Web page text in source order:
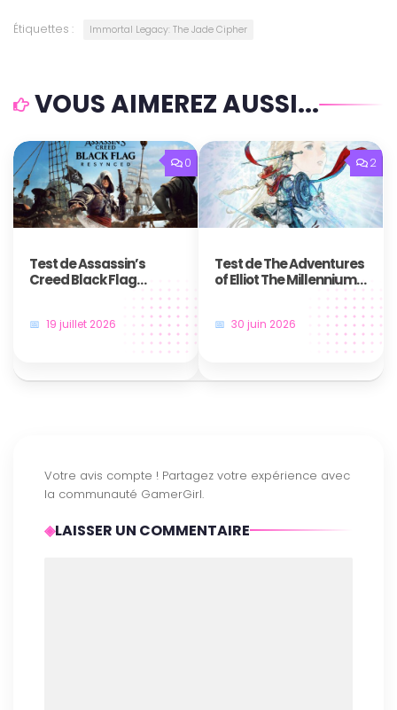
Étiquettes : Immortal Legacy: The Jade Cipher
VOUS AIMEREZ AUSSI...
0
Test de Assassin’s
Creed Black Flag
Resynced : Le plus
grand des jeux de
pirates revient plus
majestueux que jamais
19 juillet 2026
2
Test de The Adventures
of Elliot The Millennium
Tales – Une aventure
temporelle qui nous fait
voyager
30 juin 2026
LAISSER UN COMMENTAIRE